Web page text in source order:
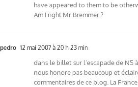
have appeared to them to be
Am I right Mr Bremmer ?
pedro 12 mai 2007 à 20 h 23 min
dans le billet sur l’escapade de NS
nous honore pas beaucoup et
commentaires de ce blog. La France